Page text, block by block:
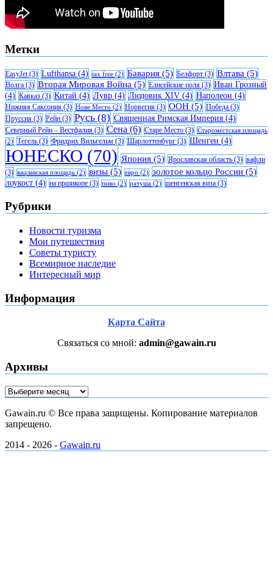
Метки
EasyJet(3) Lufthansa (4) tax free (2) Бавария (5) Белфорт (3) Влтава (5)
Волга (3) Вторая Мировая Война (5) Елисейские поля (3) Иван Грозный
(4) Кавказ (3) Китай (4) Лувр (4) Людовик XIV (4) Наполеон (4)
Нижняя Саксония (3) Нове Место (2) Норвегия (3) ООН (5) Победа (3)
Пруссия (3) Рейн (3) Русь (8) Священная Римская Империя (4)
Северный Рейн – Вестфалия (3) Сена (6) Старе Место (3) Староместская площадь
(2) Тегель (3) Фридрих Вильгельм (3) Шарлоттенбург (3) Шенген (4)
ЮНЕСКО (70) Япония (5) Ярославская область (3) вафли
(3) вацлавская площадь (2) визы (5) евро (2) золотое кольцо России (5)
лоукост (4) на пршикопе (3) пиво (2) ратуша (2) шенгенская виза (3)
Рубрики
Новости туризма
Мои путешествия
Советы туристу
Всемирное наследие
Интересный мир
Информация
Карта Сайта
Связаться со мной: admin@gawain.ru
Архивы
Архивы
Gawain.ru © Все права защищены. Копирование материалов
запрещено.
2014 - 2026 - Gawain.ru